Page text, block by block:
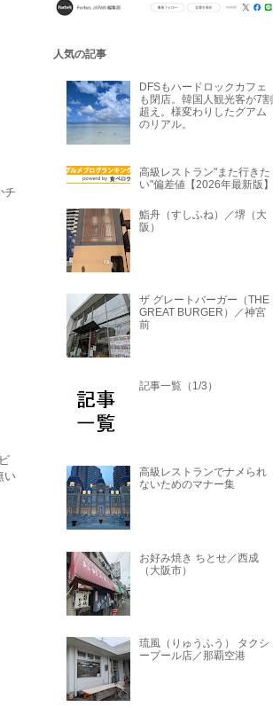
チ
い
人気の記事
DFSもハードロックカフェ
も閉店。韓国人観光客が7割
超え。様変わりしたグアム
のリアル。
高級レストラン"また行きた
い"偏差値【2026年最新版】
鮨舟（すしふね）／堺（大
阪）
ザ グレートバーガー（THE
GREAT BURGER）／神宮
前
記事一覧（1/3）
高級レストランでナメられ
ないためのマナー集
お好み焼き ちとせ／西成
（大阪市）
琉風（りゅうふう） タクシ
ープール店／那覇空港